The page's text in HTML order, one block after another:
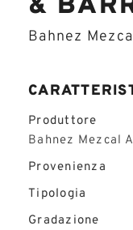
Bahnez
Produttore
Bahnez Mezcal
Provenienza
Tipologia
Gradazione